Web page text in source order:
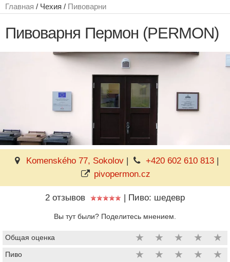
Главная / Чехия / Пивоварни
Пивоварня Пермон (PERMON)
Komenského 77, Sokolov | +420 602 610 813|
pivopermon.cz
2 отзывов | Пиво: шедевр
Вы тут были? Поделитесь мнением.
Общая оценка ★ ★ ★ ★ ★
Пиво ★ ★ ★ ★ ★